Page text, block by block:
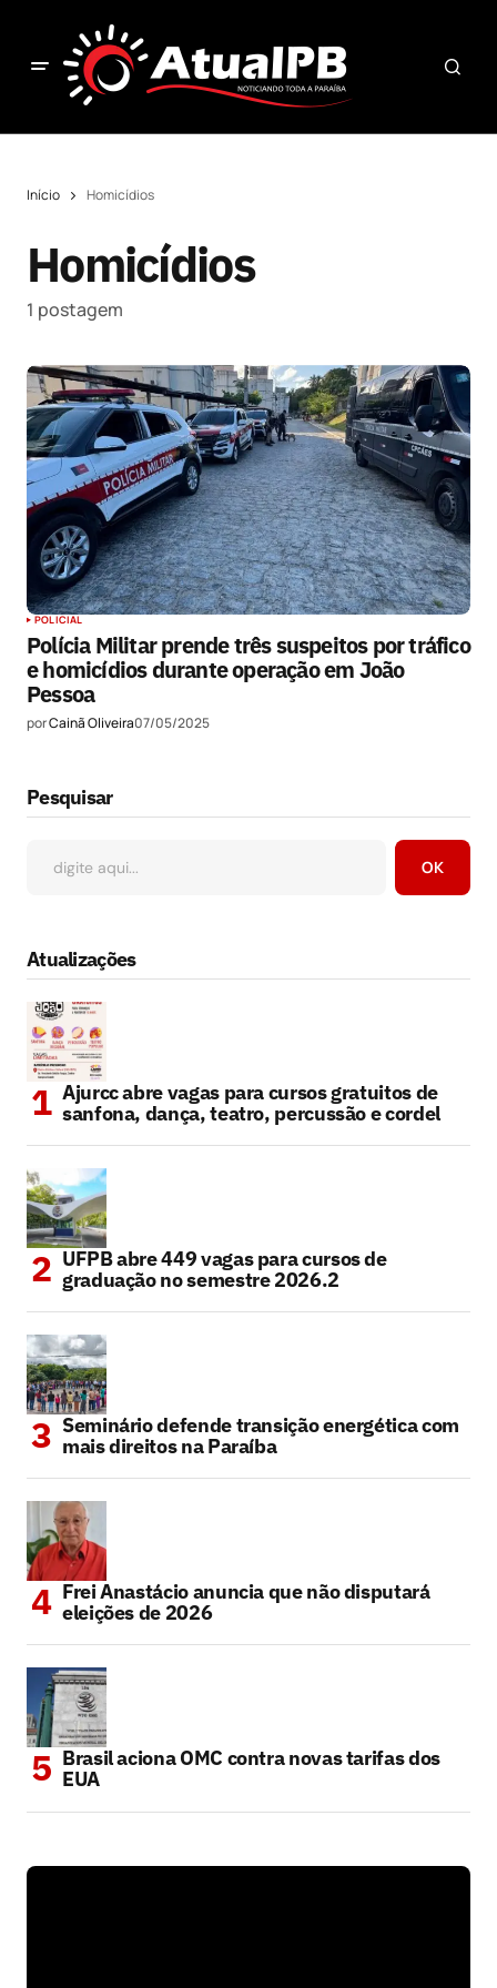
Início Homicídios
Homicídios
1 postagem
POLICIAL
Polícia Militar prende três suspeitos por tráfico
e homicídios durante operação em João
Pessoa
porCainã Oliveira07/05/2025
Pesquisar
OK
Atualizações
Ajurcc abre vagas para cursos gratuitos de
sanfona, dança, teatro, percussão e cordel
UFPB abre 449 vagas para cursos de
graduação no semestre 2026.2
Seminário defende transição energética com
mais direitos na Paraíba
Frei Anastácio anuncia que não disputará
eleições de 2026
Brasil aciona OMC contra novas tarifas dos
EUA